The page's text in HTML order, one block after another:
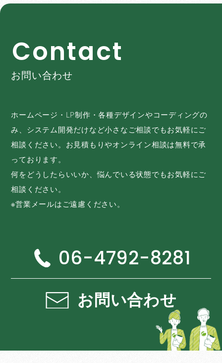
Contact
お問い合わせ
ホームページ・LP制作・各種デザインやコーディングの
み、システム開発だけなど小さなご相談でもお気軽にご
相談ください。お見積もりやオンライン相談は無料で承
っております。
何をどうしたらいいか、悩んでいる状態でもお気軽にご
相談ください。
※営業メールはご遠慮ください。
06-4792-8281
お問い合わせ